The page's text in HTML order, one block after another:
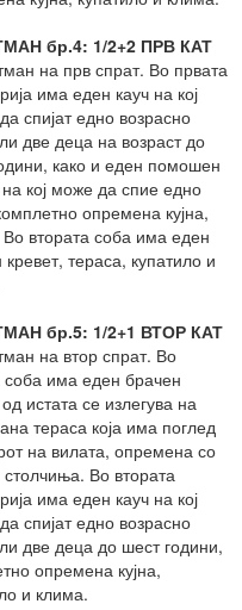
бр.4: 1/2+2 ПРВ КАТ
на прв спрат. Во првата
има еден кауч на кој
спијат едно возрасно
две деца на возраст до
како и еден помошен
на кој може да спие едно
опремена кујна,
втората соба има еден
тераса, купатило и
бр.5: 1/2+1 ВТОР КАТ
на втор спрат. Во
соба има еден брачен
истата се излегува на
тераса која има поглед
на вилата, опремена со
Во втората
има еден кауч на кој
спијат едно возрасно
две деца до шест години,
опремена кујна,
и клима.